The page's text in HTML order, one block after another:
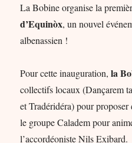
La Bobine organise la
d’Equinòx, un nouvel
albenassien !
Pour cette inauguration,la
collectifs locaux (Dançarem
et Tradéridéra) pour
le groupe Caladem pour
l’accordéoniste Nils Exibard.